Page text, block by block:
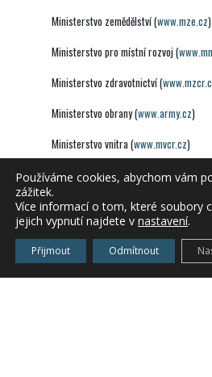
Ministerstvo zemědělství (www.mze.cz)
Ministerstvo pro místní rozvoj (
Ministerstvo zdravotnictví (
Ministerstvo obrany (www.army.cz)
Ministerstvo vnitra (www.mvcr.cz)
Ministerstvo kultury (www.mkcr.cz)
Ministerstvo spravedlnosti (
Ministerstvo dopravy a spojů (
Ministerstvo školství, mládeže a
Používáme cookies, abychom vám
zážitek.
Více informací o tom, které soubory
jejich vypnutí najdete v nastavení.
Přijmout Odmítnout